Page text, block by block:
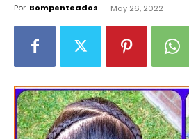
Por Bompenteados - May 26, 2022